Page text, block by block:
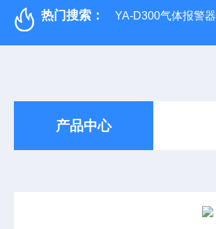
热门搜索： YA-D300气体报警器
产品中心